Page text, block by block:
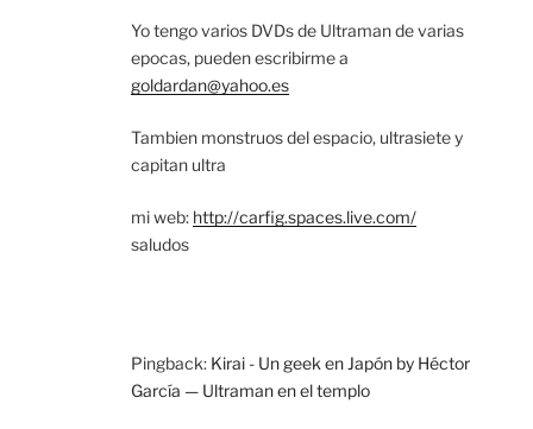
Yo tengo varios DVDs de Ultraman de varias
epocas, pueden escribirme a
goldardan@yahoo.es
Tambien monstruos del espacio, ultrasiete y
capitan ultra
mi web: http://carfig.spaces.live.com/
saludos
Pingback: Kirai - Un geek en Japón by Héctor
García — Ultraman en el templo